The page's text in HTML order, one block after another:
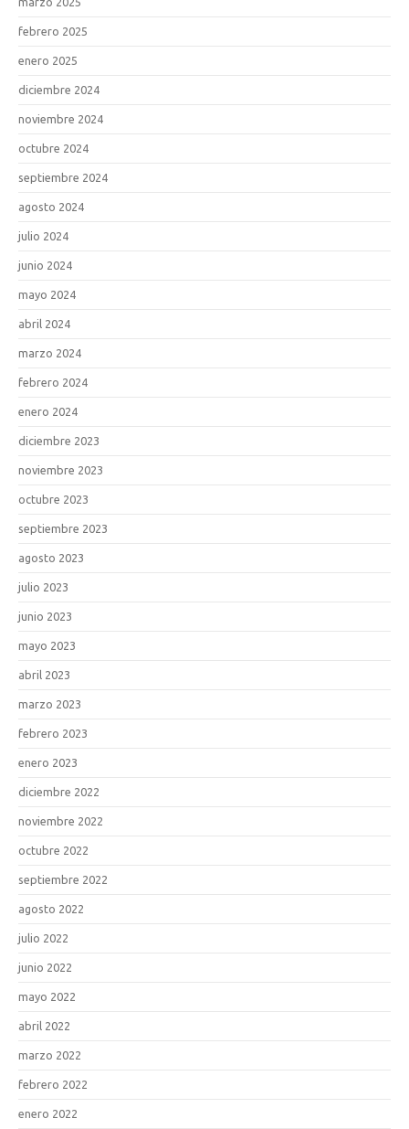
febrero 2025
enero 2025
diciembre 2024
noviembre 2024
octubre 2024
septiembre 2024
agosto 2024
julio 2024
junio 2024
mayo 2024
abril 2024
marzo 2024
febrero 2024
enero 2024
diciembre 2023
noviembre 2023
octubre 2023
septiembre 2023
agosto 2023
julio 2023
junio 2023
mayo 2023
abril 2023
marzo 2023
febrero 2023
enero 2023
diciembre 2022
noviembre 2022
octubre 2022
septiembre 2022
agosto 2022
julio 2022
junio 2022
mayo 2022
abril 2022
marzo 2022
febrero 2022
enero 2022